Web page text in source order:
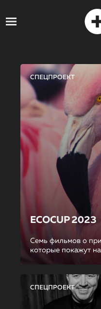
СПЕЦПРОЕКТ
ECOCUP 2023
Семь фильмов о
которые покажут
СПЕЦПРОЕКТ